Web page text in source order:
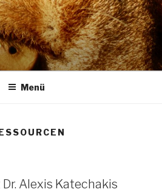
Menü
Alexis Katechakis